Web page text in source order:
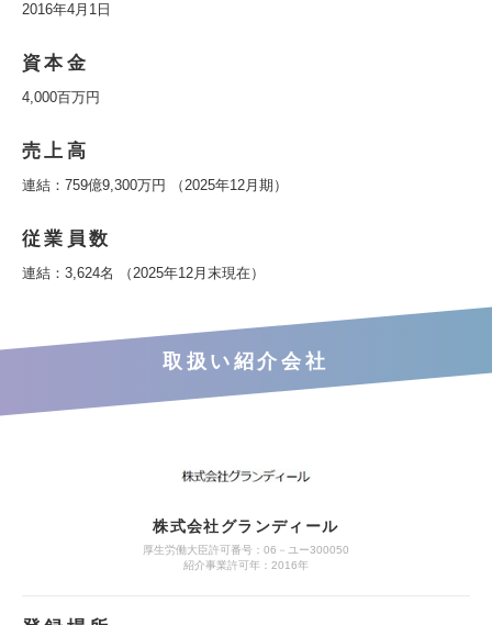
2016年4月1日
資本金
4,000百万円
売上高
連結：759億9,300万円 （2025年12月期）
従業員数
連結：3,624名 （2025年12月末現在）
取扱い紹介会社
株式会社グランディール
厚生労働大臣許可番号：06－ユー300050
紹介事業許可年：2016年